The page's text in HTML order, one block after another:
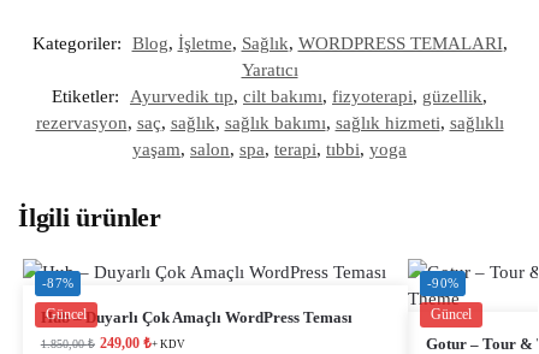
Kategoriler: Blog, İşletme, Sağlık, WORDPRESS TEMALARI,
Yaratıcı
Etiketler:
Ayurvedik tıp, cilt bakımı, fizyoterapi, güzellik,
rezervasyon, saç, sağlık, sağlık bakımı, sağlık hizmeti, sağlıklı
yaşam, salon, spa, terapi, tıbbi, yoga
İlgili ürünler
-87%
Güncel
Hub – Duyarlı Çok Amaçlı WordPress Teması
1.850,00₺ 249,00 ₺+ KDV
-90%
Güncel
Gotur – Tour &